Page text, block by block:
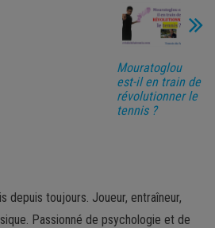
Mouratoglou
est-il en train de
révolutionner le
tennis ?
depuis toujours. Joueur, entraîneur,
Passionné de psychologie et de